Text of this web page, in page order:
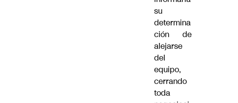
su
determina
ción de
alejarse
del
equipo,
cerrando
toda